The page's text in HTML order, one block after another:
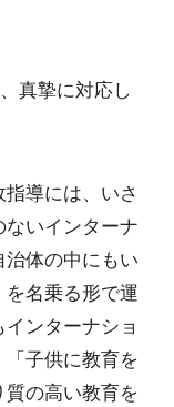
真摯に対応し
導には、いさ
いインターナ
体の中にもい
名乗る形で運
ンターナショ
子供に教育を
の高い教育を